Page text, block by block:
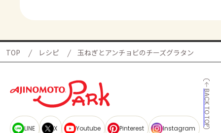
TOP レシピ 玉ねぎとアンチョビのチーズグラタン
BACK TO TOP
LINE X Youtube Pinterest Instagram